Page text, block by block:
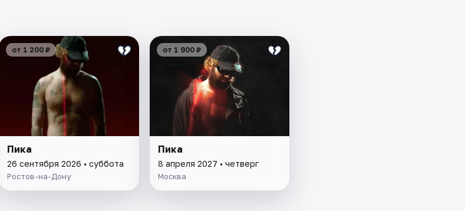
от 1 200 ₽
Пика
26 сентября 2026 • суббота
Ростов-на-Дону
от 1 900 ₽
Пика
8 апреля 2027 • четверг
Москва